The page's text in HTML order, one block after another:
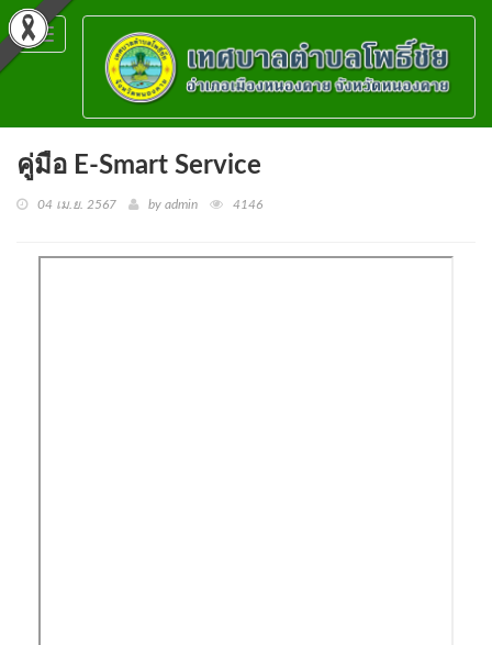
Toggle
navigation
คู่มือ E-Smart Service
04 เม.ย. 2567 by admin 4146